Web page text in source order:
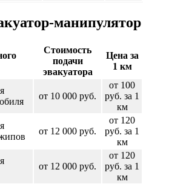
манипулятор
Стоимость
подачи
эвакуатора
Цена за
1 км
от 10 000 руб.
от 100
руб. за 1
км
от 12 000 руб.
от 120
руб. за 1
км
от 12 000 руб.
от 120
руб. за 1
км